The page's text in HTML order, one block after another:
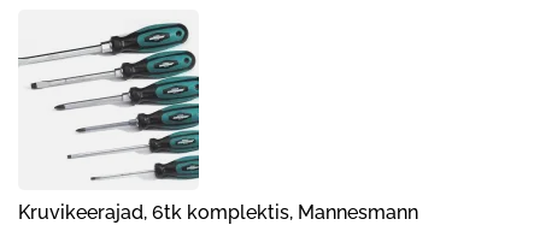
Kruvikeerajad, 6tk komplektis, Mannesmann